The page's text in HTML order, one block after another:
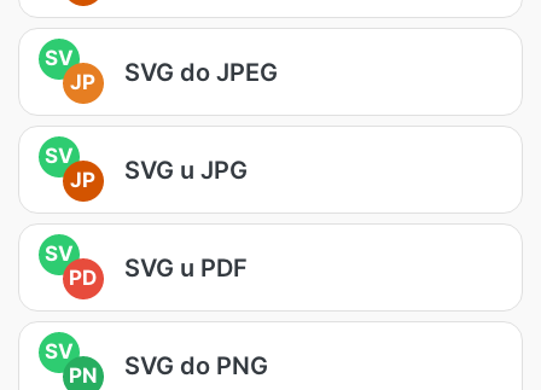
SV
JP
SVG do JPEG
SV
JP
SVG u JPG
SV
PD
SVG u PDF
SV
PN
SVG do PNG